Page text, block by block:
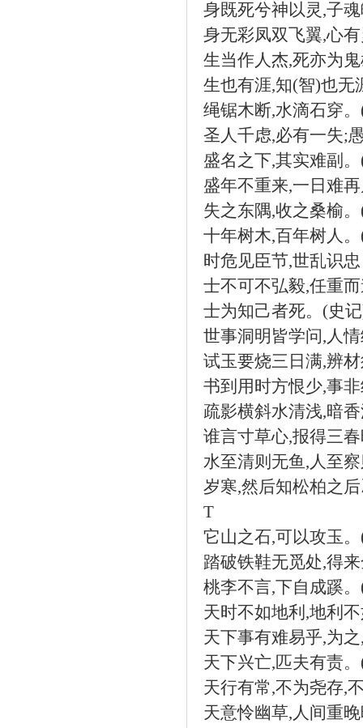
身既死兮神以灵 ,子
身无彩凤双飞翼,心
生当作人杰,死亦为
生也有涯,知(智)也无
绳锯木断,水滴石穿。
圣人千虑,必有一失;
盛名之下,其实难副。
盛年不重来,一日难
失之东隅,收之桑榆。
十年树木,百年树人。
时危见臣节,世乱识
士不可不弘毅,任重
士为知己者死。 (史记
世事洞明皆学问, 人
试玉要烧三日满,辨
书到用时方恨少,事
疏影横斜水清浅,暗
谁言寸草心,报得三
水至清则无鱼 , 人至
岁寒,然后知松柏之
T
它山之石,可以攻玉。
踏破铁鞋无觅处,得
桃李不言,下自成蹊。
天时不如地利 ,地利
天下事有难易乎,为之
天下兴亡,匹夫有责。
天行有常,不为尧存,
天意怜幽草, 人间重